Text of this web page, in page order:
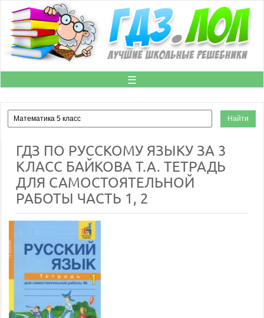
☰
ГДЗ ПО РУССКОМУ ЯЗЫКУ ЗА 3
КЛАСС БАЙКОВА Т.А. ТЕТРАДЬ
ДЛЯ САМОСТОЯТЕЛЬНОЙ
РАБОТЫ ЧАСТЬ 1, 2